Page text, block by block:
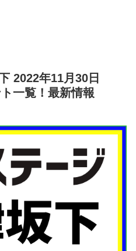
2022年11月30日
一覧！最新情報